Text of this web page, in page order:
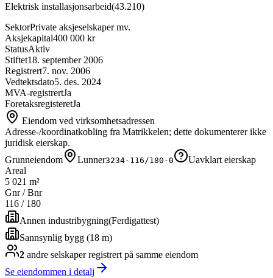
Elektrisk installasjonsarbeid(43.210)
SektorPrivate aksjeselskaper mv.
Aksjekapital400 000 kr
StatusAktiv
Stiftet18. september 2006
Registrert7. nov. 2006
Vedtektsdato5. des. 2024
MVA-registrertJa
ForetaksregisteretJa
Eiendom ved virksomhetsadressen
Adresse-/koordinatkobling fra Matrikkelen; dette dokumenterer ikke
juridisk eierskap.
Grunneiendom
Lunner3234-116/180-0
Uavklart eierskap
Areal
5 021 m²
Gnr / Bnr
116 / 180
Annen industribygning(Ferdigattest)
Sannsynlig bygg (18 m)
2 andre selskaperregistrert på samme eiendom
Se eiendommen i detalj